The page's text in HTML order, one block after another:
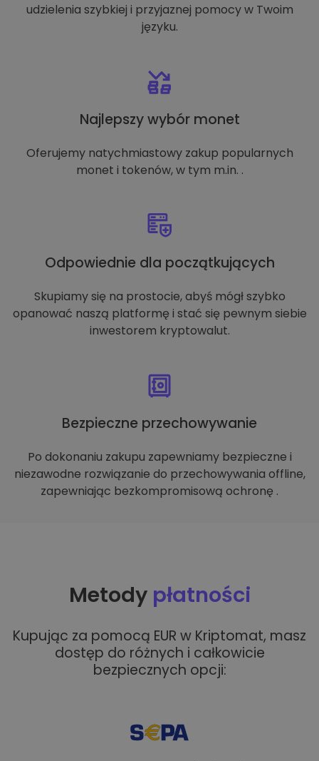
udzielenia szybkiej i przyjaznej pomocy w Twoim
języku.
Najlepszy wybór monet
Oferujemy natychmiastowy zakup popularnych
monet i tokenów, w tym m.in. .
Odpowiednie dla początkujących
Skupiamy się na prostocie, abyś mógł szybko
opanować naszą platformę i stać się pewnym siebie
inwestorem kryptowalut.
Bezpieczne przechowywanie
Po dokonaniu zakupu zapewniamy bezpieczne i
niezawodne rozwiązanie do przechowywania offline,
zapewniając bezkompromisową ochronę .
Metody płatności
Kupując za pomocą EUR w Kriptomat, masz
dostęp do różnych i całkowicie
bezpiecznych opcji: